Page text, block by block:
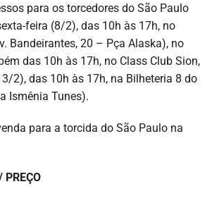
para os torcedores do São Paulo
feira (8/2), das 10h às 17h, no
Bandeirantes, 20 – Pça Alaska), no
das 10h às 17h, no Class Club Sion,
2), das 10h às 17h, na Bilheteria 8 do
Ismênia Tunes).
para a torcida do São Paulo na
PREÇO